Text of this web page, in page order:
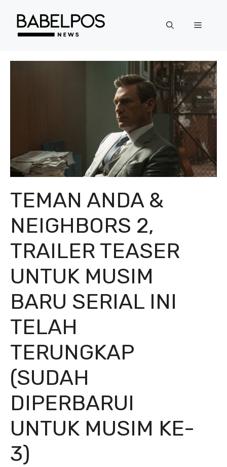
Menu
TEMAN ANDA &
NEIGHBORS 2,
TRAILER TEASER
UNTUK MUSIM
BARU SERIAL INI
TELAH
TERUNGKAP
(SUDAH
DIPERBARUI
UNTUK MUSIM KE-
3)